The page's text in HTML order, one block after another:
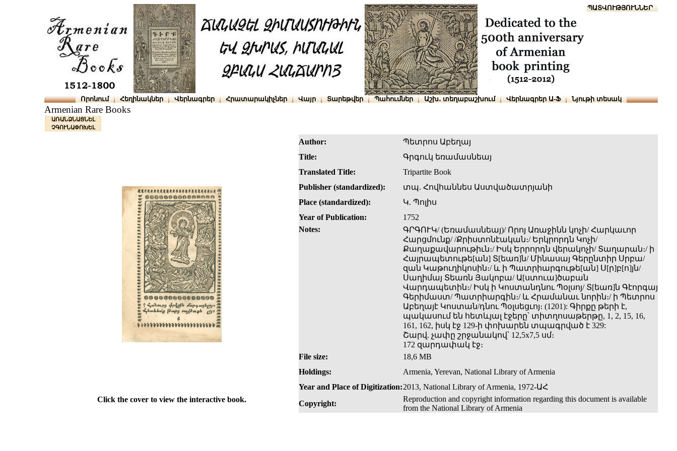
ՆԱԽԱՊԱՏՎՈՒԹՅՈՒՆՆԵՐ
Որոնում Հեղինակներ Վերնագրեր Հրատարակիչներ Վայր Տարեթվեր Պահումներ Աշխ․ տեղաբաշխում Վերնագրեր Ա-Ֆ Նյութի տեսակ
Armenian Rare Books
ԱՌԱՆՁՆԱՑՆԵԼ
ՉԳՈՒՆԱՓՈԽԵԼ
Author:
Պետրոս Աբեղայ
Title:
Գրգուկ եռամասնեայ
Translated Title:
Tripartite Book
Publisher (standardized):
տպ. Հովհաննես Աստվածատրյանի
Place (standardized):
Կ. Պոլիս
Year of Publication:
1752
Notes:
ԳՐԳՈՒԿ/ (Եռամասնեայ)/ Որոյ Առաջինն կոչի/ Հարկաւոր
Հարցմունք/ /Քրիստոնէական։/ Երկրորդն Կոչի/
Քաղաքավարութիւն։/ Իսկ Երրորդն վերակոչի/ Տաղարան։/ ի
Հայրապետութե[ան] Տ[եառ]ն/ Մինասայ Գերընտիր Սրբա/
զան Կաթուղիկոսին։/ և ի Պատրիարգութե[ան] Ս[ր]բ[ո]յն/
Սաղիմայ Տեառն Յակոբա/ Ա[ստուա]ծաբան
Վարդապետին։/ Իսկ ի Կոստանդնու Պօլսոյ/ Տ[եառ]ն Գէորգայ
Գերիմաստ/ Պատրիարգին։/ և Հրամանաւ նորին։/ ի Պետրոս
Աբեղայէ Կոստան/դնու Պօլսեցւոյ։ (1201): Գիրքը թերի է,
պակասում են հետևյալ էջերը՝ տիտղոսաթերթը, 1, 2, 15, 16,
161, 162, իսկ էջ 129-ի փոխարեն տպագրված է 329:
Շարվ. չափը շրջանակով՝ 12,5x7,5 սմ։
172 զարդափակ էջ։
File size:
18,6 MB
Holdings:
Armenia, Yerevan, National Library of Armenia
Year and Place of Digitization:2013, National Library of Armenia, 1972-ԱՀ
Click the cover to view the interactive book.
Copyright:
Reproduction and copyright information regarding this document is available
from the National Library of Armenia